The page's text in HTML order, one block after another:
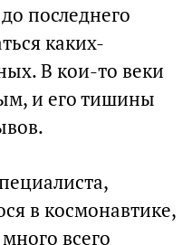
последнего
каких-
В кои-то веки
и его тишины
в космонавтике,
всего